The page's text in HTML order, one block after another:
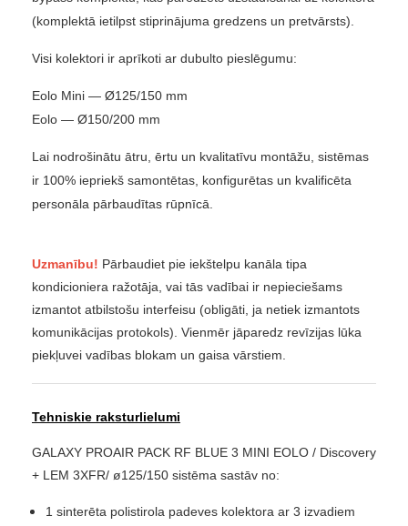
(komplektā ietilpst stiprinājuma gredzens un pretvārsts).
Visi kolektori ir aprīkoti ar dubulto pieslēgumu:
Eolo Mini — Ø125/150 mm
Eolo — Ø150/200 mm
Lai nodrošinātu ātru, ērtu un kvalitatīvu montāžu, sistēmas
ir 100% iepriekš samontētas, konfigurētas un kvalificēta
personāla pārbaudītas rūpnīcā.
Uzmanību! Pārbaudiet pie iekštelpu kanāla tipa
kondicioniera ražotāja, vai tās vadībai ir nepieciešams
izmantot atbilstošu interfeisu (obligāti, ja netiek izmantots
komunikācijas protokols). Vienmēr jāparedz revīzijas lūka
piekļuvei vadības blokam un gaisa vārstiem.
Tehniskie raksturlielumi
GALAXY PROAIR PACK RF BLUE 3 MINI EOLO / Discovery
+ LEM 3XFR/ ø125/150 sistēma sastāv no:
1 sinterēta polistirola padeves kolektora ar 3 izvadiem